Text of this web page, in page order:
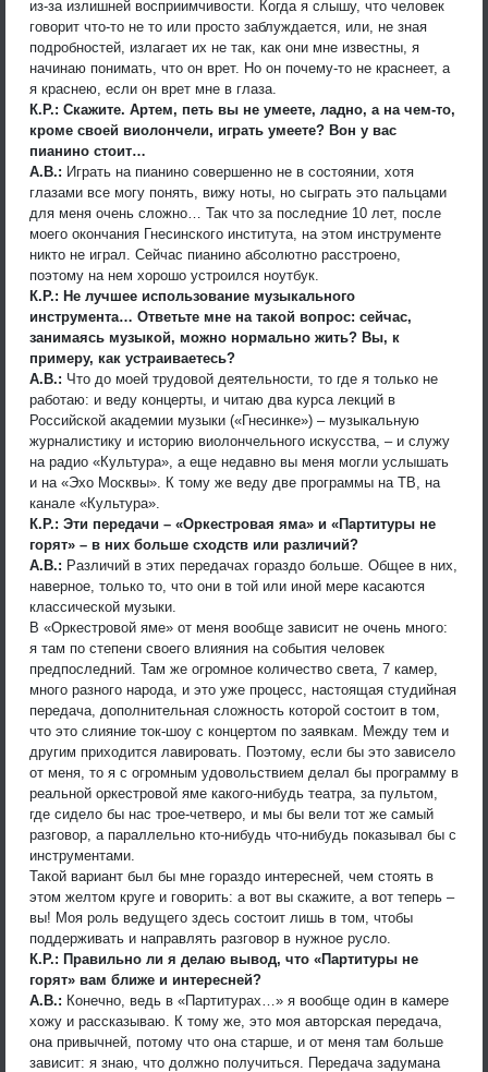
из-за излишней восприимчивости. Когда я слышу, что человек
говорит что-то не то или просто заблуждается, или, не зная
подробностей, излагает их не так, как они мне известны, я
начинаю понимать, что он врет. Но он почему-то не краснеет, а
я краснею, если он врет мне в глаза.
К.Р.: Скажите. Артем, петь вы не умеете, ладно, а на чем-то,
кроме своей виолончели, играть умеете? Вон у вас
пианино стоит…
А.В.: Играть на пианино совершенно не в состоянии, хотя
глазами все могу понять, вижу ноты, но сыграть это пальцами
для меня очень сложно… Так что за последние 10 лет, после
моего окончания Гнесинского института, на этом инструменте
никто не играл. Сейчас пианино абсолютно расстроено,
поэтому на нем хорошо устроился ноутбук.
К.Р.: Не лучшее использование музыкального
инструмента… Ответьте мне на такой вопрос: сейчас,
занимаясь музыкой, можно нормально жить? Вы, к
примеру, как устраиваетесь?
А.В.: Что до моей трудовой деятельности, то где я только не
работаю: и веду концерты, и читаю два курса лекций в
Российской академии музыки («Гнесинке») – музыкальную
журналистику и историю виолончельного искусства, – и служу
на радио «Культура», а еще недавно вы меня могли услышать
и на «Эхо Москвы». К тому же веду две программы на ТВ, на
канале «Культура».
К.Р.: Эти передачи – «Оркестровая яма» и «Партитуры не
горят» – в них больше сходств или различий?
А.В.: Различий в этих передачах гораздо больше. Общее в них,
наверное, только то, что они в той или иной мере касаются
классической музыки.
В «Оркестровой яме» от меня вообще зависит не очень много:
я там по степени своего влияния на события человек
предпоследний. Там же огромное количество света, 7 камер,
много разного народа, и это уже процесс, настоящая студийная
передача, дополнительная сложность которой состоит в том,
что это слияние ток-шоу с концертом по заявкам. Между тем и
другим приходится лавировать. Поэтому, если бы это зависело
от меня, то я с огромным удовольствием делал бы программу в
реальной оркестровой яме какого-нибудь театра, за пультом,
где сидело бы нас трое-четверо, и мы бы вели тот же самый
разговор, а параллельно кто-нибудь что-нибудь показывал бы с
инструментами.
Такой вариант был бы мне гораздо интересней, чем стоять в
этом желтом круге и говорить: а вот вы скажите, а вот теперь –
вы! Моя роль ведущего здесь состоит лишь в том, чтобы
поддерживать и направлять разговор в нужное русло.
К.Р.: Правильно ли я делаю вывод, что «Партитуры не
горят» вам ближе и интересней?
А.В.: Конечно, ведь в «Партитурах…» я вообще один в камере
хожу и рассказываю. К тому же, это моя авторская передача,
она привычней, потому что она старше, и от меня там больше
зависит: я знаю, что должно получиться. Передача задумана